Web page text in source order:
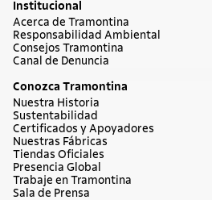
Institucional
Acerca de Tramontina
Responsabilidad Ambiental
Consejos Tramontina
Canal de Denuncia
Conozca Tramontina
Nuestra Historia
Sustentabilidad
Certificados y Apoyadores
Nuestras Fábricas
Tiendas Oficiales
Presencia Global
Trabaje en Tramontina
Sala de Prensa